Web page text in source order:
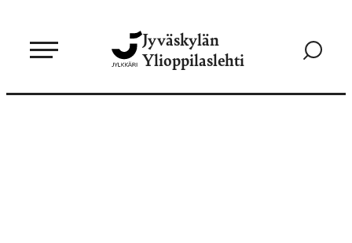
sisältöön
Jyväskylän
Ylioppilaslehti
Siirry